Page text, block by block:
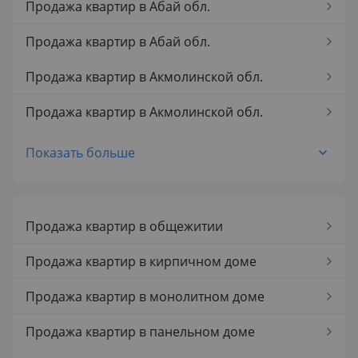
3-комнатные квартиры без посредников
4-комнатные квартиры без посредников
5-комнатные квартиры без посредников
Продажа квартир в Абай обл.
Продажа квартир в Абай обл.
Продажа квартир в Акмолинской обл.
Продажа квартир в Акмолинской обл.
Продажа квартир в Аксае
Продажа квартир в Актау
Продажа квартир в Актау
Продажа квартир в Актобе
Продажа квартир в Актобе
Показать больше
Продажа квартир в общежитии
Продажа квартир в кирпичном доме
Продажа квартир в монолитном доме
Продажа квартир в панельном доме